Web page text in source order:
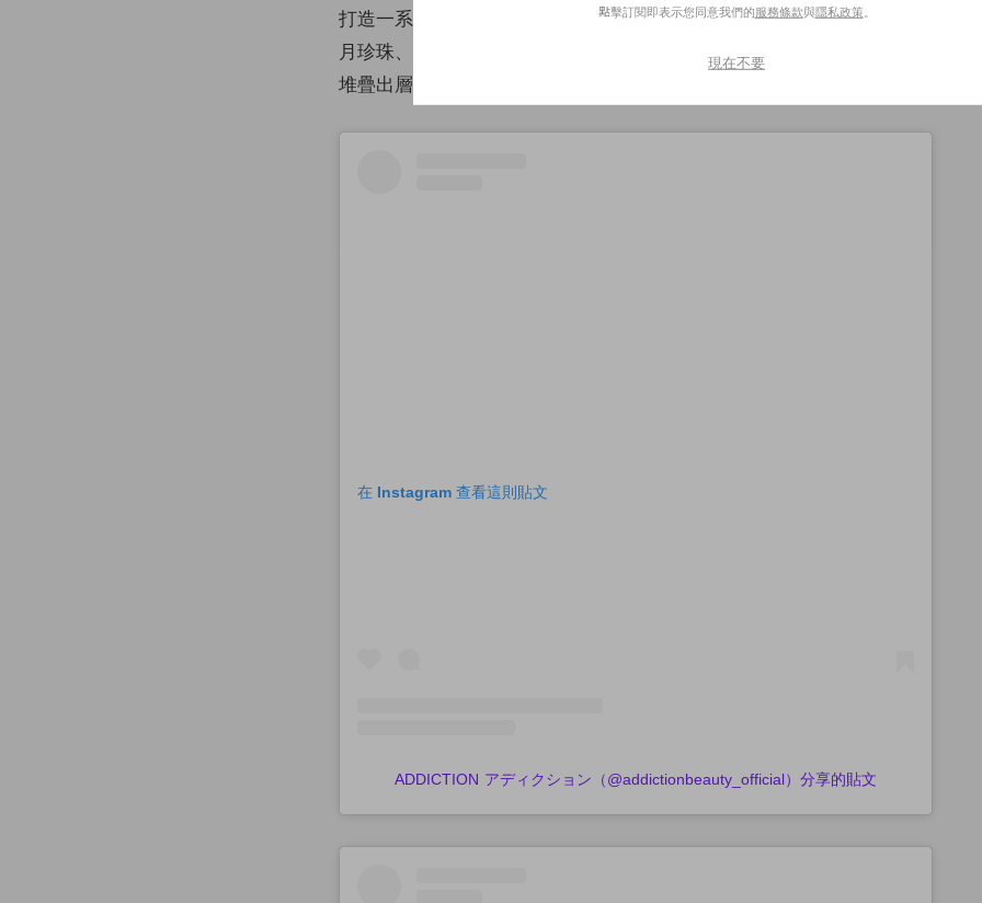
打造一系列彩妝，想像與未琢磨的寶石一樣，蘊藏著永久留藏的高雅質感，當
月珍珠、7 月紅寶石、8 月翠綠橄欖石等夏季的誕生石作為色彩靈感，每款眼
堆疊出層次感，光是外型就已經讓不少女生心動！
在 Instagram 查看這則貼文
ADDICTION アディクション（@addictionbeauty_official）分享的貼文
點擊訂閱即表示您同意我們的服務條款與隱私政策。
現在不要